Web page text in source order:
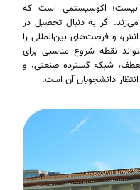
نیست؛ اکوسیستمی است که
اگر به دنبال تحصیل در
و فرصت‌های بین‌المللی را
نقطه شروع مناسبی برای
شبکه گسترده صنعتی، و
دانشجویان آن است.